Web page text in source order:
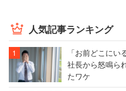
川岸：最初の営業には苦労
業に手紙を書いたり、トマ
でミニトマトを無料で配
がら、都内の企業を中心に
人気記事ランキング
「お前どこにい
社長から怒鳴ら
たワケ